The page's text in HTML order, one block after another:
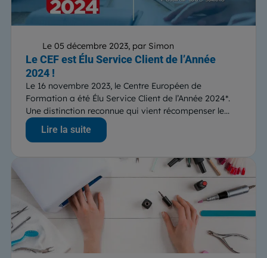
Le 05 décembre 2023, par Simon
Le CEF est Élu Service Client de l’Année
2024 !
Le 16 novembre 2023, le Centre Européen de
Formation a été Élu Service Client de l’Année 2024*.
Une distinction reconnue qui vient récompenser le...
Lire la suite